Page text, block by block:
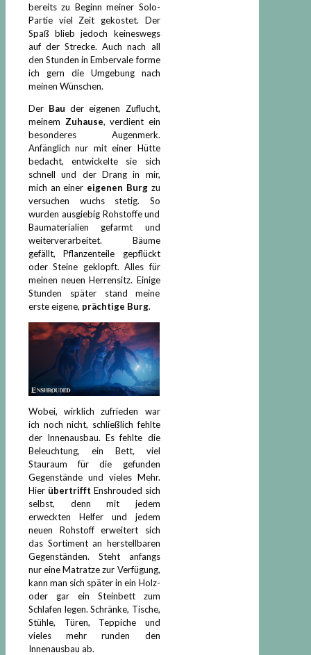
bereits zu Beginn meiner Solo-
Partie viel Zeit gekostet. Der
Spaß blieb jedoch keineswegs
auf der Strecke. Auch nach all
den Stunden in Embervale forme
ich gern die Umgebung nach
meinen Wünschen.
Der Bauder eigenen Zuflucht,
meinem Zuhause, verdient ein
besonderes Augenmerk.
Anfänglich nur mit einer Hütte
bedacht, entwickelte sie sich
schnell und der Drang in mir,
mich an einer eigenen Burgzu
versuchen wuchs stetig. So
wurden ausgiebig Rohstoffe und
Baumaterialien gefarmt und
weiterverarbeitet. Bäume
gefällt, Pflanzenteile gepflückt
oder Steine geklopft. Alles für
meinen neuen Herrensitz. Einige
Stunden später stand meine
erste eigene, prächtige Burg.
Wobei, wirklich zufrieden war
ich noch nicht, schließlich fehlte
der Innenausbau. Es fehlte die
Beleuchtung, ein Bett, viel
Stauraum für die gefunden
Gegenstände und vieles Mehr.
Hier übertrifft Enshrouded sich
selbst, denn mit jedem
erweckten Helfer und jedem
neuen Rohstoff erweitert sich
das Sortiment an herstellbaren
Gegenständen. Steht anfangs
nur eine Matratze zur Verfügung,
kann man sich später in ein Holz-
oder gar ein Steinbett zum
Schlafen legen. Schränke, Tische,
Stühle, Türen, Teppiche und
vieles mehr runden den
Innenausbau ab.